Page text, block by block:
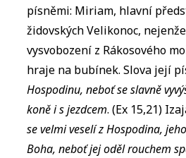
písněmi: Miriam, hlavní
židovských Velikonoc,
vysvobození z Rákosového
hraje na bubínek. Slova její
Hospodinu, neboť se slavně
koně i s jezdcem. (Ex 15,21)
se velmi veselí z Hospodina,
Boha, neboť jej oděl rouchem